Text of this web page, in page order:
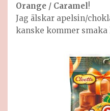
Orange / Caramel !
Jag älskar apelsin/
kanske kommer smaka